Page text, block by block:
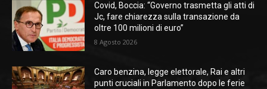
Covid, Boccia: “Governo trasmetta gli atti di
Jc, fare chiarezza sulla transazione da
oltre 100 milioni di euro”
8 Agosto 2026
Caro benzina, legge elettorale, Rai e altri
punti cruciali in Parlamento dopo le ferie